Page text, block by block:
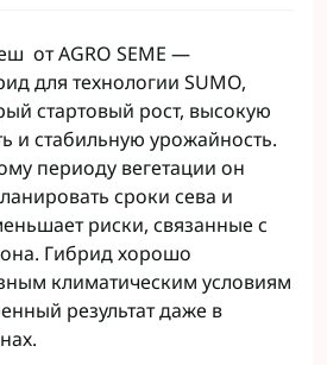
от AGRO SEME —
для технологии SUMO,
стартовый рост, высокую
и стабильную урожайность.
периоду вегетации он
сроки сева и
риски, связанные с
Гибрид хорошо
климатическим условиям
результат даже в